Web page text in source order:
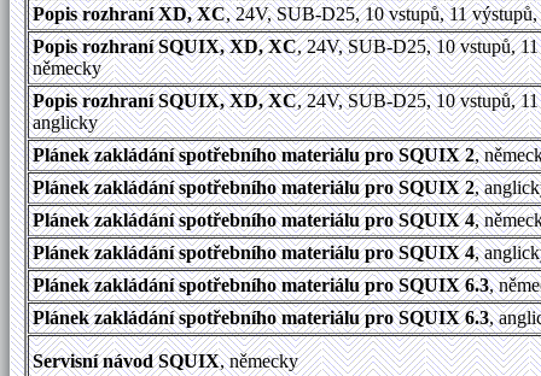
Popis rozhraní XD, XC, 24V, SUB-D25, 10 vstupů, 11
Popis rozhraní SQUIX, XD, XC, 24V, SUB-D25, 10 vstupů,
německy
Popis rozhraní SQUIX, XD, XC, 24V, SUB-D25, 10 vstupů,
anglicky
Plánek zakládání spotřebního materiálu pro SQUIX 2,
Plánek zakládání spotřebního materiálu pro SQUIX 2,
Plánek zakládání spotřebního materiálu pro SQUIX 4,
Plánek zakládání spotřebního materiálu pro SQUIX 4,
Plánek zakládání spotřebního materiálu pro SQUIX 6.3,
Plánek zakládání spotřebního materiálu pro SQUIX 6.3,
Servisní návod SQUIX, německy